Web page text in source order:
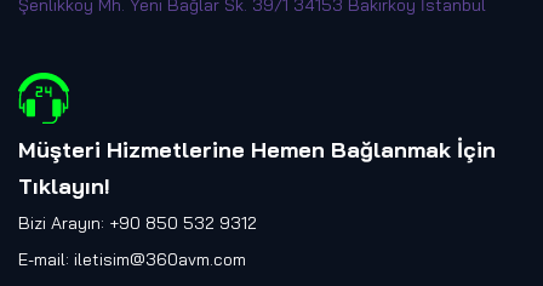
Şenlikköy Mh. Yeni Bağlar Sk. 39/1 34153 Bakırköy İstanbul
Müşteri Hizmetlerine Hemen Bağlanmak İçin
Tıklayın!
Bizi Arayın: +90 850 532 9312
E-mail: iletisim@360avm.com